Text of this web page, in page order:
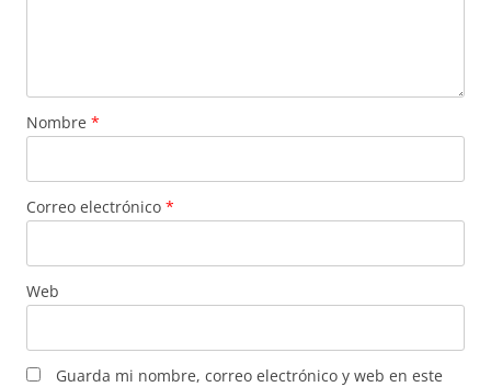
Nombre *
Correo electrónico *
Web
Guarda mi nombre, correo electrónico y web en este